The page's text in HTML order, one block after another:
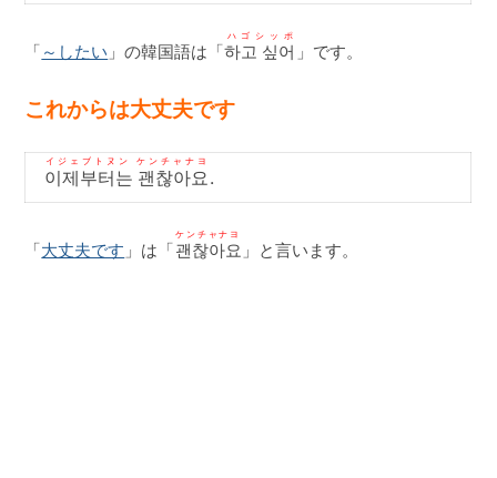
「 ～したい 」の韓国語は「하고 싶어
ハゴシッポ
」です。
これからは大丈夫です
이제부터는 괜찮아요
イジェブトヌン ケンチャナヨ
.
「大丈夫です 」は「괜찮아요
ケンチャナヨ
」と言います。